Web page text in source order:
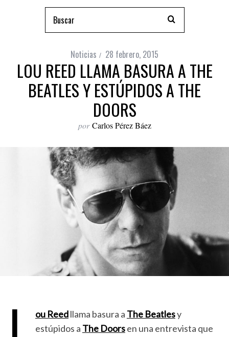
Noticias 28 febrero, 2015
LOU REED LLAMA BASURA A THE
BEATLES Y ESTÚPIDOS A THE
DOORS
por Carlos Pérez Báez
ou Reedllama basura a The Beatlesy
estúpidos a The Doorsen una entrevista que